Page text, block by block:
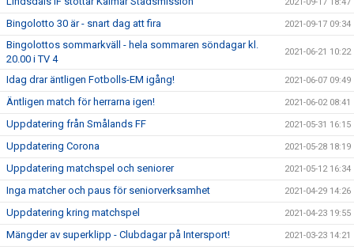
Bingolotto 30 är - snart dag att fira 2021-09-17 09:34
Bingolottos sommarkväll - hela sommaren söndagar kl.
20.00 i TV 4
2021-06-21 10:22
Idag drar äntligen Fotbolls-EM igång! 2021-06-07 09:49
Äntligen match för herrarna igen! 2021-06-02 08:41
Uppdatering från Smålands FF 2021-05-31 16:15
Uppdatering Corona 2021-05-28 18:19
Uppdatering matchspel och seniorer 2021-05-12 16:34
Inga matcher och paus för seniorverksamhet 2021-04-29 14:26
Uppdatering kring matchspel 2021-04-23 19:55
Mängder av superklipp - Clubdagar på Intersport! 2021-03-23 14:21